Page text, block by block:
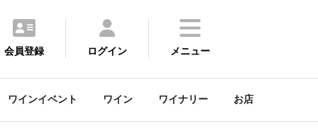
会員登録 ログイン メニュー
ワインイベント ワイン ワイナリー お店